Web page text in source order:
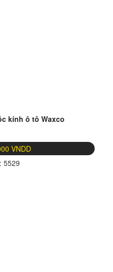
kính ô tô Waxco
VNDD
5529